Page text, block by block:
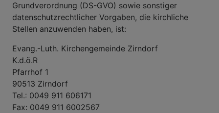
Grundverordnung (DS-GVO) sowie sonstiger
datenschutzrechtlicher Vorgaben, die kirchliche
Stellen anzuwenden haben, ist:
Evang.-Luth. Kirchengemeinde Zirndorf
K.d.ö.R
Pfarrhof 1
90513 Zirndorf
Tel.: 0049 911 606171
Fax: 0049 911 6002567